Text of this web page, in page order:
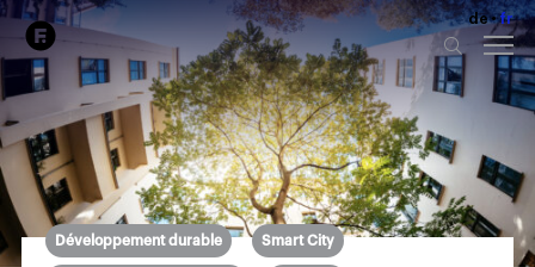
de fr
Développement durable Smart City